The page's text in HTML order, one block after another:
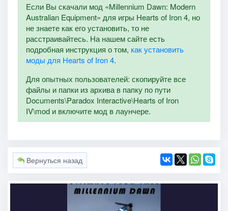
Если Вы скачали мод «Millennium Dawn: Modern
Australian Equipment» для игры Hearts of Iron 4, но
не знаете как его установить, то не
расстраивайтесь. На нашем сайте есть
подробная инструкция о том, как установить
моды для Hearts of Iron 4.
Для опытных пользователей: скопируйте все
файлы и папки из архива в папку по пути
Documents\Paradox Interactive\Hearts of Iron
IV\mod и включите мод в лаунчере.
Вернуться назад